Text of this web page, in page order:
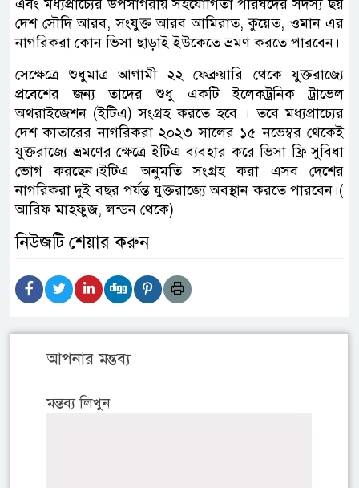
এবং মধ্যপ্রাচ্যের উপসাগরীয় সহযোগিতা পরিষদের সদস্য ছয়
দেশ সৌদি আরব, সংযুক্ত আরব আমিরাত, কুয়েত, ওমান এর
নাগরিকরা কোন ভিসা ছাড়াই ইউকেতে ভ্রমণ করতে পারবেন।
সেক্ষেত্রে শুধুমাত্র আগামী ২২ ফেব্রুয়ারি থেকে যুক্তরাজ্যে
প্রবেশের জন্য তাদের শুধু একটি ইলেকট্রনিক ট্রাভেল
অথরাইজেশন (ইটিএ) সংগ্রহ করতে হবে । তবে মধ্যপ্রাচ্যের
দেশ কাতারের নাগরিকরা ২০২৩ সালের ১৫ নভেম্বর থেকেই
যুক্তরাজ্যে ভ্রমণের ক্ষেত্রে ইটিএ ব্যবহার করে ভিসা ফ্রি সুবিধা
ভোগ করছেন।ইটিএ অনুমতি সংগ্রহ করা এসব দেশের
নাগরিকরা দুই বছর পর্যন্ত যুক্তরাজ্যে অবস্থান করতে পারবেন।(
আরিফ মাহফুজ, লন্ডন থেকে)
নিউজটি শেয়ার করুন
আপনার মন্তব্য
মন্তব্য লিখুন